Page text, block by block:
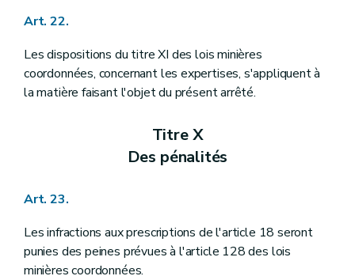
Art. 22.
Les dispositions du titre XI des lois minières
coordonnées, concernant les expertises, s'appliquent à
la matière faisant l'objet du présent arrêté.
Titre X
Des pénalités
Art. 23.
Les infractions aux prescriptions de l'article 18 seront
punies des peines prévues à l'article 128 des lois
minières coordonnées.